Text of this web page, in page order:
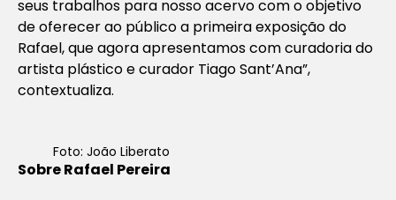
seus trabalhos para nosso acervo com o objetivo
de oferecer ao público a primeira exposição do
Rafael, que agora apresentamos com curadoria do
artista plástico e curador Tiago Sant’Ana”,
contextualiza.
Foto: João Liberato
Sobre Rafael Pereira